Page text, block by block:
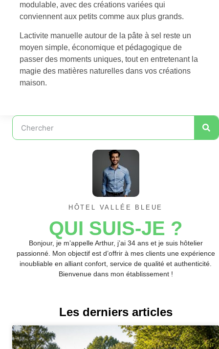
modulable, avec des créations variées qui
conviennent aux petits comme aux plus grands.
Lactivite manuelle autour de la pâte à sel reste un
moyen simple, économique et pédagogique de
passer des moments uniques, tout en entretenant la
magie des matières naturelles dans vos créations
maison.
HÔTEL VALLÉE BLEUE
QUI SUIS-JE ?
Bonjour, je m’appelle Arthur, j’ai 34 ans et je suis hôtelier
passionné. Mon objectif est d’offrir à mes clients une expérience
inoubliable en alliant confort, service de qualité et authenticité.
Bienvenue dans mon établissement !
Les derniers articles